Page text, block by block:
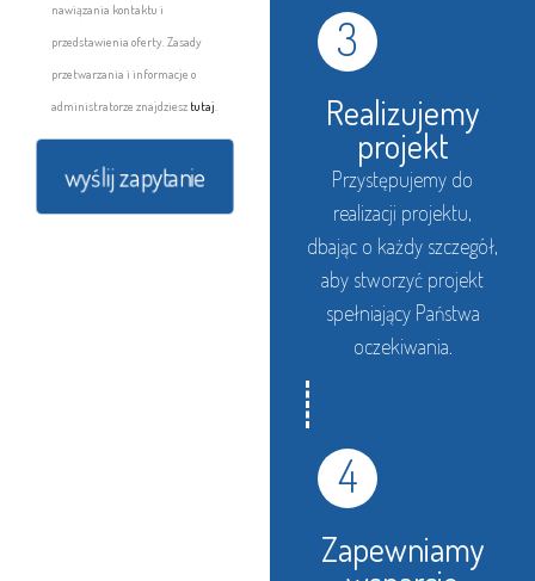
nawiązania kontaktu i
przedstawienia oferty. Zasady
przetwarzania i informacje o
administratorze znajdziesz tutaj.
3
Realizujemy
projekt
Przystępujemy do
realizacji projektu,
dbając o każdy szczegół,
aby stworzyć projekt
spełniający Państwa
oczekiwania.
4
Zapewniamy